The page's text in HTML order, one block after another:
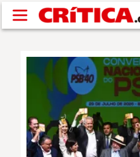
Pasar al contenido principal
SUCESOS
NACIONAL
POLÍTICA